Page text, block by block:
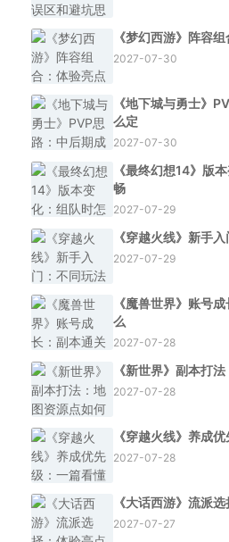
《梦幻西游》阵容
2027-07-30
《地下城与勇士》
么定
2027-07-30
《最终幻想14》版
畅
2027-07-29
《穿越火线》新手
2027-07-29
《魔兽世界》账号
么
2027-07-28
《新世界》副本打
2027-07-28
《穿越火线》养成
2027-07-28
《大话西游》流派
2027-07-27